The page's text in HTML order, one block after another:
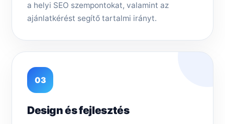
a helyi SEO szempontokat, valamint az
ajánlatkérést segítő tartalmi irányt.
03
Design és fejlesztés